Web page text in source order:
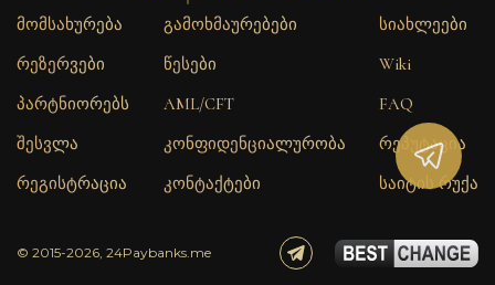
მომსახურება
რეზერვები
პარტნიორებს
შესვლა
რეგისტრაცია
გამოხმაურებები
წესები
AML/CFT
კონფიდენციალურობა
კონტაქტები
სიახლეები
Wiki
FAQ
რეპუტაცია
საიტის რუქა
© 2015-2026, 24Paybanks.me